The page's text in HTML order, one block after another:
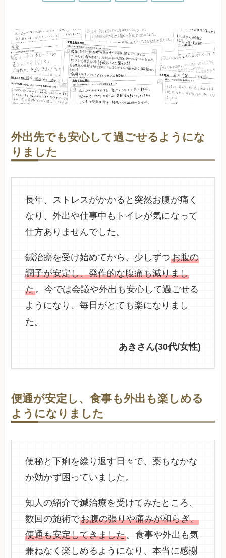
外出先でも安心して過ごせるようにな
りました
長年、ストレスがかかると突然お腹が痛く
なり、外出や仕事中もトイレが気になって
仕方ありませんでした。
鍼治療を受け始めてから、少しずつお腹の
調子が安定し、発作的な腹痛も減りまし
た。今では会議や外出も安心して過ごせる
ようになり、毎日がとても楽になりまし
た。
あきさん(30代/女性)
便通が安定し、食事も外出も楽しめる
ようになりました
便秘と下痢を繰り返す日々で、薬もなかな
か効かず困っていました。
知人の紹介で鍼治療を受けてみたところ、
数回の施術でお腹の張りや痛みが和らぎ、
便通も安定してきました。食事や外出も気
兼ねなく楽しめるようになり、本当に感謝